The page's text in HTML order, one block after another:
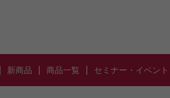
新商品 商品一覧 セミナー・イベント